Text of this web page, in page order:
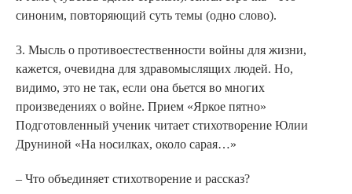
синоним, повторяющий суть темы (одно слово).
3. Мысль о противоестественности войны для жизни,
кажется, очевидна для здравомыслящих людей. Но,
видимо, это не так, если она бьется во многих
произведениях о войне. Прием «Яркое пятно»
Подготовленный ученик читает стихотворение Юлии
Друниной «На носилках, около сарая…»
– Что объединяет стихотворение и рассказ?